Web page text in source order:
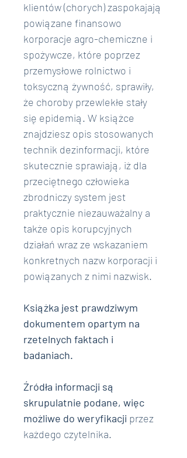
klientów (chorych) zaspokajają
powiązane finansowo
korporacje agro-chemiczne i
spożywcze, które poprzez
przemysłowe rolnictwo i
toksyczną żywność, sprawiły,
że choroby przewlekłe stały
się epidemią. W książce
znajdziesz opis stosowanych
technik dezinformacji, które
skutecznie sprawiają, iż dla
przeciętnego człowieka
zbrodniczy system jest
praktycznie niezauważalny a
także opis korupcyjnych
działań wraz ze wskazaniem
konkretnych nazw korporacji i
powiązanych z nimi nazwisk.
Książka jest prawdziwym
dokumentem opartym na
rzetelnych faktach i
badaniach.
Źródła informacji są
skrupulatnie podane, więc
możliwe do weryfikacji przez
każdego czytelnika.